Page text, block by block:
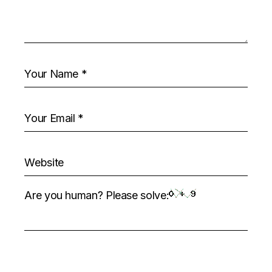
Are you human? Please solve: